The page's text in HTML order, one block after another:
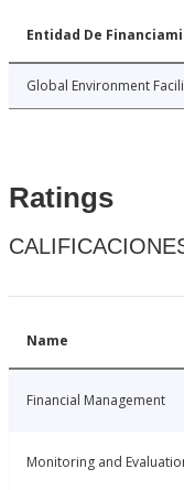
Entidad De
Global Environment
Ratings
Name
Financial Management
Monitoring and